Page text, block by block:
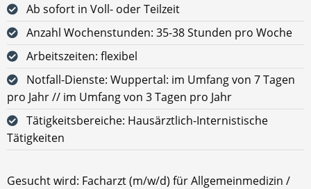
Ab sofort in Voll- oder Teilzeit
Anzahl Wochenstunden: 35-38 Stunden pro Woche
Arbeitszeiten: flexibel
Notfall-Dienste: Wuppertal: im Umfang von 7 Tagen
pro Jahr // im Umfang von 3 Tagen pro Jahr
Tätigkeitsbereiche: Hausärztlich-Internistische
Tätigkeiten
Gesucht wird: Facharzt (m/w/d) für Allgemeinmedizin /